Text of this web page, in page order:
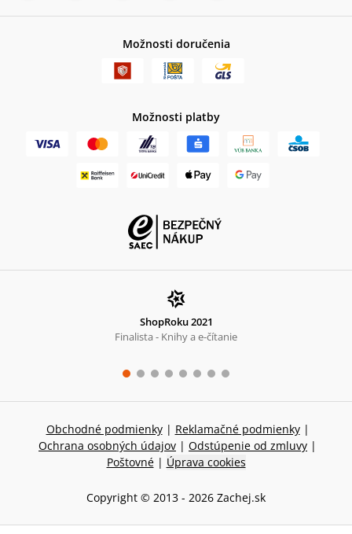
Možnosti doručenia
Možnosti platby
ShopRoku 2021
Finalista - Knihy a e-čítanie
Obchodné podmienky | Reklamačné podmienky |
Ochrana osobných údajov | Odstúpenie od zmluvy |
Poštovné | Úprava cookies
Copyright © 2013 - 2026 Zachej.sk